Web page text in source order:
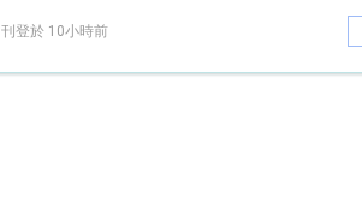
刊登於 10小時前